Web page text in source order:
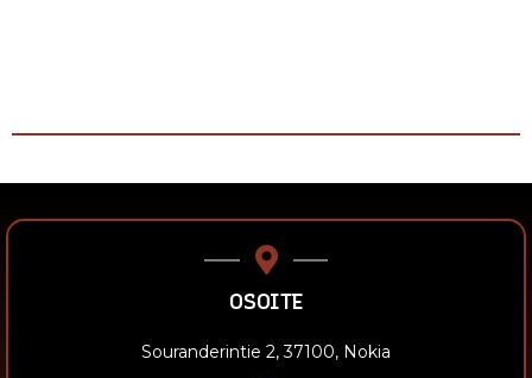
OSOITE
Souranderintie 2, 37100, Nokia